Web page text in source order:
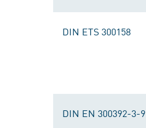
DIN ETS 300158
DIN EN 300392-3-9